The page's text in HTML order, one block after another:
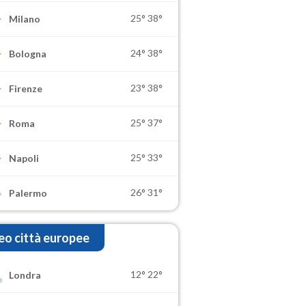
Milano 25° 38°
Bologna 24° 38°
Firenze 23° 38°
Roma 25° 37°
Napoli 25° 33°
Palermo 26° 31°
città europee
Londra 12° 22°